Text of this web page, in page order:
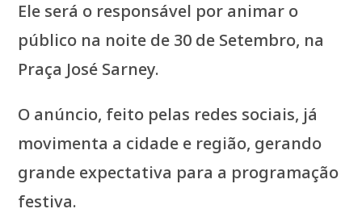
Ele será o responsável por animar o
público na noite de 30 de Setembro, na
Praça José Sarney.
O anúncio, feito pelas redes sociais, já
movimenta a cidade e região, gerando
grande expectativa para a programação
festiva.